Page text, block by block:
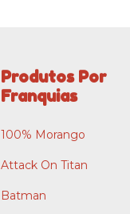
Produtos Por
Franquias
100% Morango
Attack On Titan
Batman